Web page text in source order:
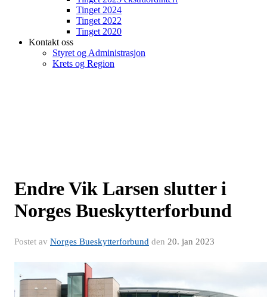
Tinget 2024
Tinget 2022
Tinget 2020
Kontakt oss
Styret og Administrasjon
Krets og Region
Endre Vik Larsen slutter i
Norges Bueskytterforbund
Postet av Norges Bueskytterforbund den 20. jan 2023